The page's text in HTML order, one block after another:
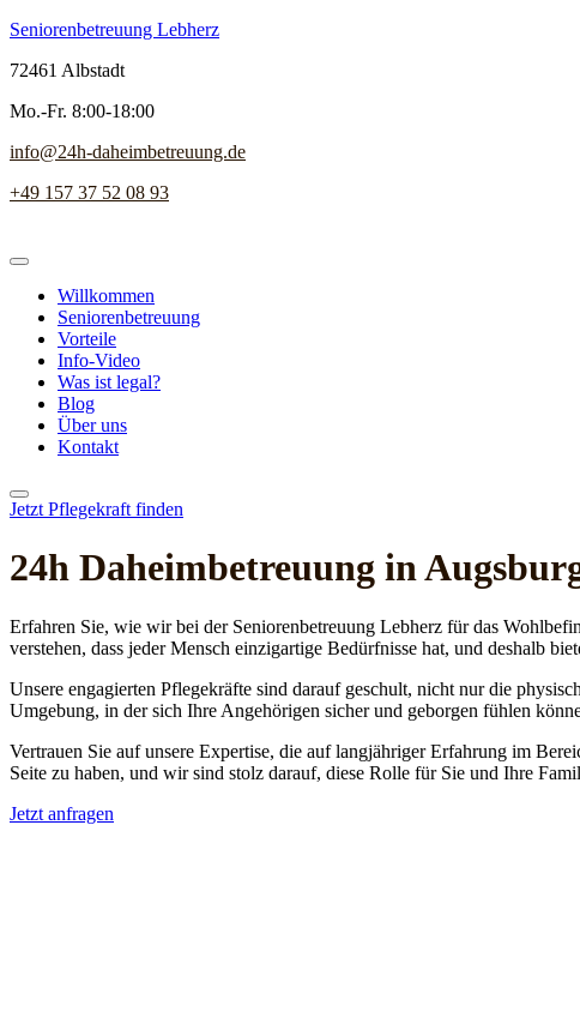
Seniorenbetreuung Lebherz
72461 Albstadt
Mo.-Fr. 8:00-18:00
info@24h-daheimbetreuung.de
+49 157 37 52 08 93
Willkommen
Seniorenbetreuung
Vorteile
Info-Video
Was ist legal?
Blog
Über uns
Kontakt
Jetzt Pflegekraft finden
24h Daheim­betreuung in
Erfahren Sie, wie wir bei der Seniorenbetreuung Lebherz für das
verstehen, dass jeder Mensch einzigartige Bedürfnisse hat, und deshalb
Unsere engagierten Pflegekräfte sind darauf geschult, nicht nur die
Umgebung, in der sich Ihre Angehörigen sicher und geborgen fühlen
Vertrauen Sie auf unsere Expertise, die auf langjähriger Erfahrung im
Seite zu haben, und wir sind stolz darauf, diese Rolle für Sie und Ihre
Jetzt anfragen